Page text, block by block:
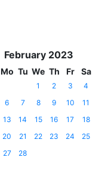
February 2023
Mo Tu We Th Fr Sa
1 2 3
4
6 7 8 9 10
11
13 14 15 16 17
18
20 21 22 23 24
25
27 28